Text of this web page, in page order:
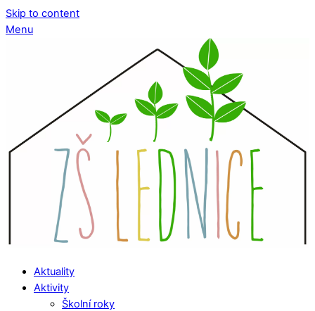
Skip to content
Menu
Aktuality
Aktivity
Školní roky